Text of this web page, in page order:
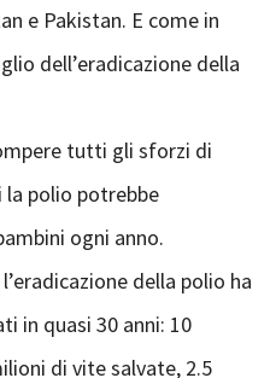
e Pakistan. E come in
dell’eradicazione della
tutti gli sforzi di
la polio potrebbe
ogni anno.
della polio ha
in quasi 30 anni: 10
di vite salvate, 2.5